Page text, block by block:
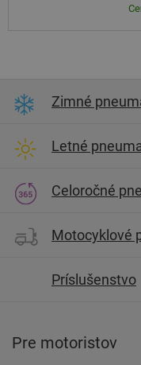
Zimné
Letné
Celoročné
Motocyklové
Príslušenstvo
Pre motoristov